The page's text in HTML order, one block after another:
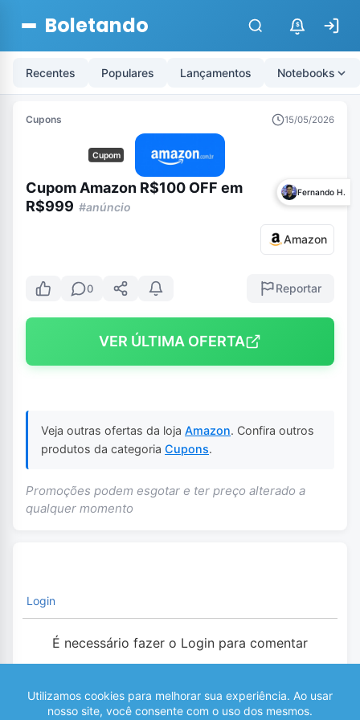
Boletando $
Recentes Populares Lançamentos Notebooks
Cupons 15/05/2026
Cupom
Fernando H.
Cupom Amazon R$100 OFF em
R$999 #anúncio
Amazon
0 Reportar
VER ÚLTIMA OFERTA
Veja outras ofertas da loja Amazon. Confira outros
produtos da categoria Cupons.
Promoções podem esgotar e ter preço alterado a
qualquer momento
Login
É necessário fazer o Login para comentar
0 COMENTÁRIOS